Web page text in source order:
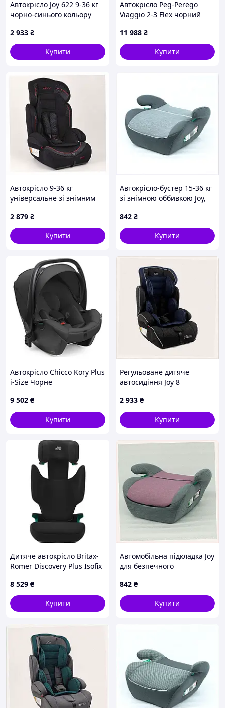
Автокрісло Joy 622 9-36 кг
чорно-синього кольору
2 933 ₴
Купити
Автокрісло Peg-Perego
Viaggio 2-3 Flex чорний
11 988 ₴
Купити
Автокрісло 9-36 кг
універсальне зі знімним
260X737E7
2 879 ₴
Купити
Автокрісло-бустер 15-36 кг
зі знімною оббивкою Joy,
842 ₴
Купити
Автокрісло Chicco Kory Plus
i-Size Чорне
(m612847)
9 502 ₴
Купити
Регульоване дитяче
автосидіння Joy 8
8E9P7475A9
2 933 ₴
Купити
Дитяче автокрісло Britax-
Romer Discovery Plus Isofix
8 529 ₴
Купити
Автомобільна підкладка Joy
для безпечного
років 9004A05EC3
842 ₴
Купити